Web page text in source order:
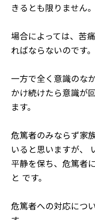
きるとも限りません。
場合によっては、苦
ればならないのです。
一方で全く意識のな
かけ続けたら意識が
ます。
危篤者のみならず家
いると思いますが、
平静を保ち、危篤者
と です。
危篤者への対応につ